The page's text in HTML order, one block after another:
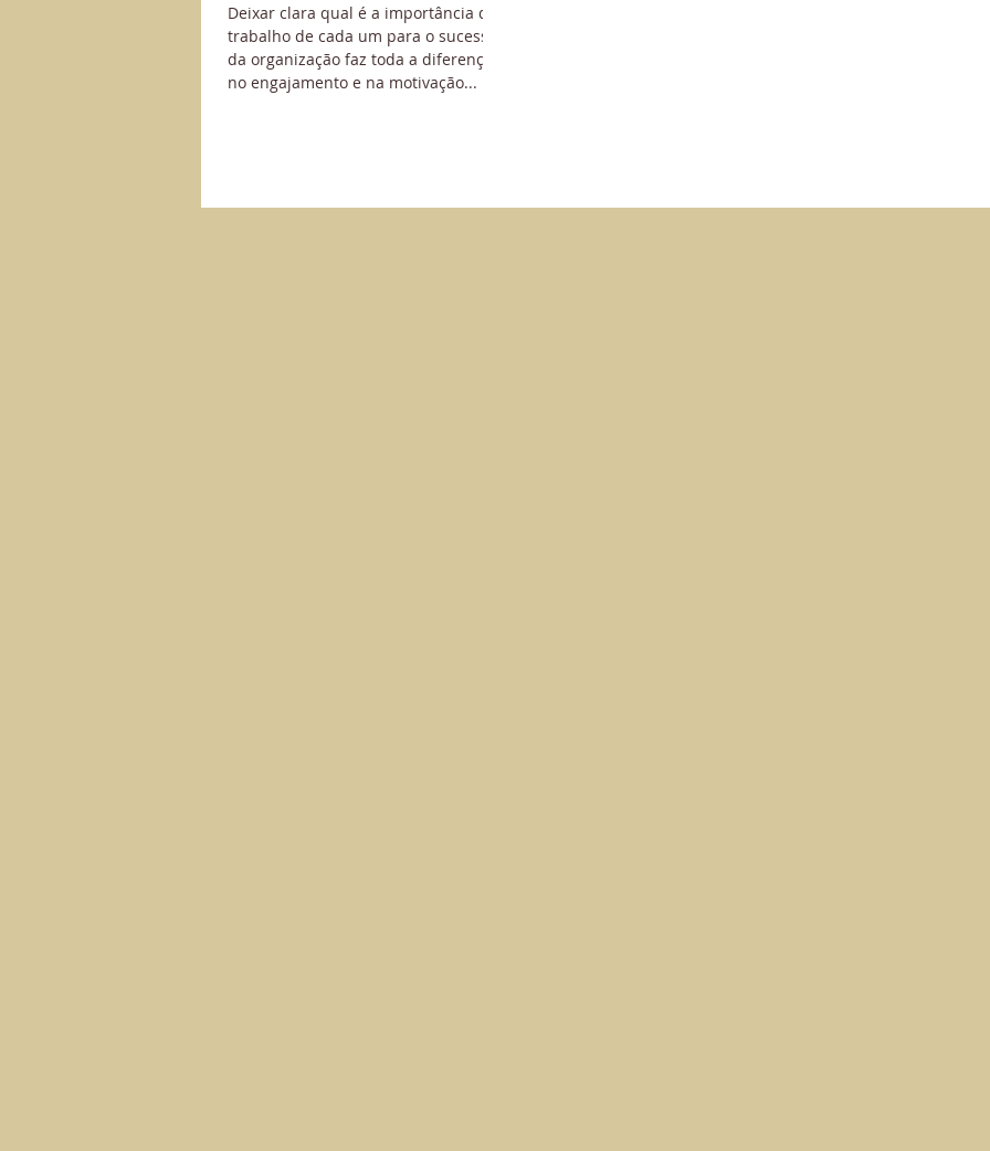
Deixar clara qual é a importância do
trabalho de cada um para o sucesso
da organização faz toda a diferença
no engajamento e na motivação...